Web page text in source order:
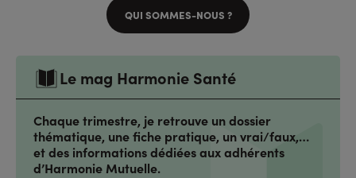
QUI SOMMES-NOUS ?
Le mag Harmonie Santé
Chaque trimestre, je retrouve un dossier
thématique, une fiche pratique, un vrai/faux,…
et des informations dédiées aux adhérents
d’Harmonie Mutuelle.